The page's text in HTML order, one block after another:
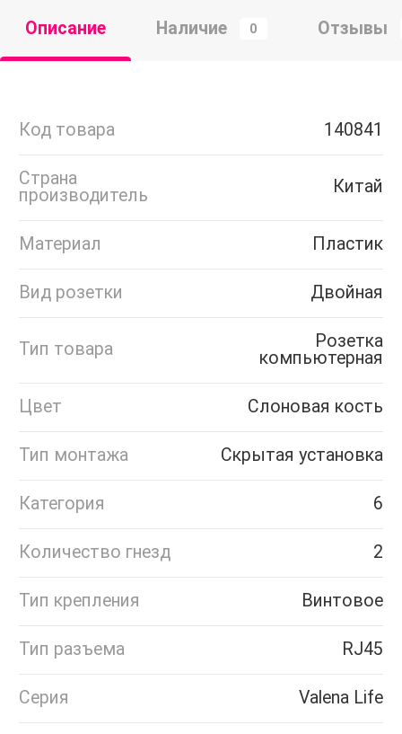
Описание Наличие 0 Отзывы
Код товара 140841
Страна
производитель
Китай
Материал Пластик
Вид розетки Двойная
Тип товара
Розетка
компьютерная
Цвет Слоновая кость
Тип монтажа Скрытая установка
Категория 6
Количество гнезд 2
Тип крепления Винтовое
Тип разъема RJ45
Серия Valena Life